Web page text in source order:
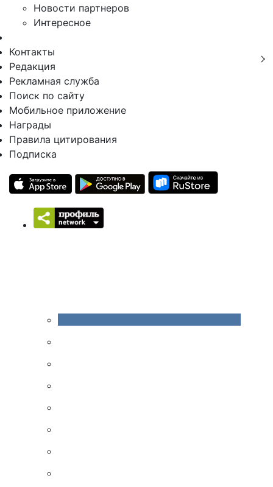
Новости партнеров
Интересное
Контакты
Редакция
Рекламная служба
Поиск по сайту
Мобильное приложение
Награды
Правила цитирования
Подписка